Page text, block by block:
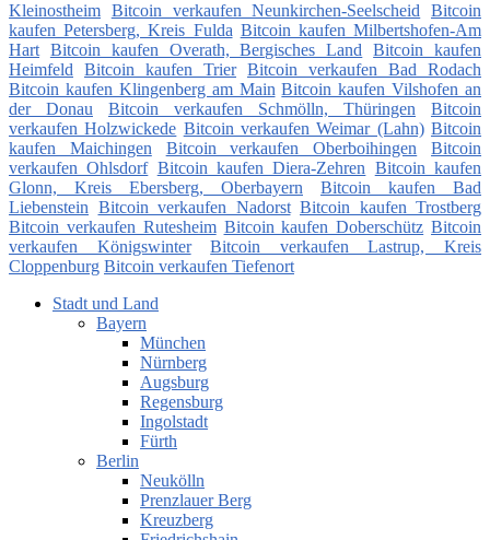
Kleinostheim Bitcoin verkaufen Neunkirchen-Seelscheid
Bitcoin
kaufen Petersberg, Kreis Fulda Bitcoin kaufen Milbertshofen-Am
Hart Bitcoin kaufen Overath, Bergisches Land
Bitcoin kaufen
Heimfeld
Bitcoin kaufen Trier Bitcoin verkaufen Bad Rodach
Bitcoin kaufen Klingenberg am Main Bitcoin kaufen Vilshofen an
der Donau
Bitcoin verkaufen Schmölln, Thüringen
Bitcoin
verkaufen Holzwickede Bitcoin verkaufen Weimar (Lahn) Bitcoin
kaufen Maichingen
Bitcoin verkaufen Oberboihingen
Bitcoin
verkaufen Ohlsdorf Bitcoin kaufen Diera-Zehren Bitcoin kaufen
Glonn, Kreis Ebersberg, Oberbayern
Bitcoin kaufen Bad
Liebenstein Bitcoin verkaufen Nadorst Bitcoin kaufen Trostberg
Bitcoin verkaufen Rutesheim Bitcoin kaufen Doberschütz Bitcoin
verkaufen Königswinter
Bitcoin verkaufen Lastrup, Kreis
Cloppenburg Bitcoin verkaufen Tiefenort
Stadt und Land
Bayern
München
Nürnberg
Augsburg
Regensburg
Ingolstadt
Fürth
Berlin
Neukölln
Prenzlauer Berg
Kreuzberg